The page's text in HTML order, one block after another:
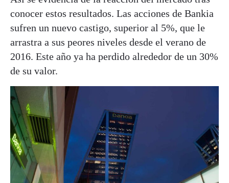
conocer estos resultados. Las acciones de Bankia
sufren un nuevo castigo, superior al 5%, que le
arrastra a sus peores niveles desde el verano de
2016. Este año ya ha perdido alrededor de un 30%
de su valor.